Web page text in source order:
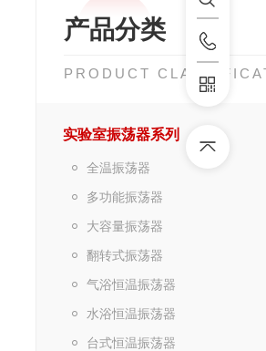
产品分类
PRODUCT
实验室振荡器系列
全温振荡器
多功能振荡器
大容量振荡器
翻转式振荡器
气浴恒温振荡器
水浴恒温振荡器
台式恒温振荡器